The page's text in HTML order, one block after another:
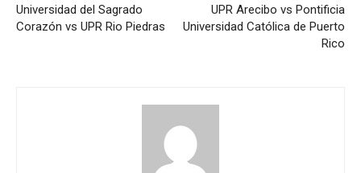
Universidad del Sagrado
Corazón vs UPR Rio Piedras
UPR Arecibo vs Pontificia
Universidad Católica de Puerto
Rico